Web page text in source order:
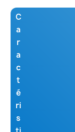
C
a
r
a
c
t
é
ri
s